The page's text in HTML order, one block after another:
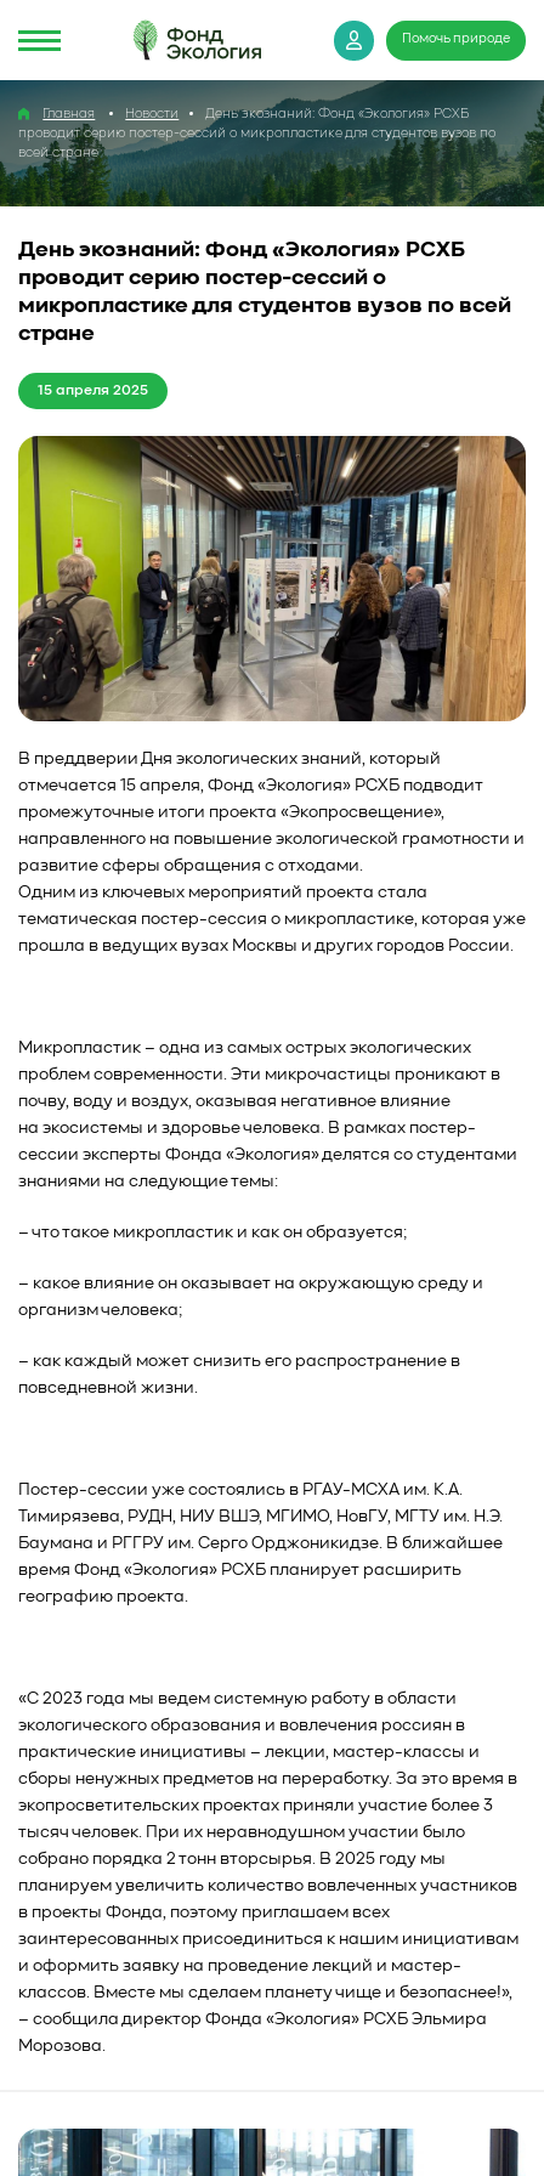
Помочь природе
Главная Новости
День экознаний: Фонд «Экология» РСХБ
проводит серию постер-сессий о микропластике для студентов вузов по
всей стране
День экознаний: Фонд «Экология» РСХБ
проводит серию постер-сессий о
микропластике для студентов вузов по всей
стране
15 апреля 2025
В преддверии Дня экологических знаний, который
отмечается 15 апреля, Фонд «Экология» РСХБ подводит
промежуточные итоги проекта «Экопросвещение»,
направленного на повышение экологической грамотности и
развитие сферы обращения с отходами.
Одним из ключевых мероприятий проекта стала
тематическая постер-сессия о микропластике, которая уже
прошла в ведущих вузах Москвы и других городов России.
Микропластик – одна из самых острых экологических
проблем современности. Эти микрочастицы проникают в
почву, воду и воздух, оказывая негативное влияние
на экосистемы и здоровье человека. В рамках постер-
сессии эксперты Фонда «Экология» делятся со студентами
знаниями на следующие темы:
– что такое микропластик и как он образуется;
– какое влияние он оказывает на окружающую среду и
организм человека;
– как каждый может снизить его распространение в
повседневной жизни.
Постер-сессии уже состоялись в РГАУ-МСХА им. К.А.
Тимирязева, РУДН, НИУ ВШЭ, МГИМО, НовГУ, МГТУ им. Н.Э.
Баумана и РГГРУ им. Серго Орджоникидзе. В ближайшее
время Фонд «Экология» РСХБ планирует расширить
географию проекта.
«С 2023 года мы ведем системную работу в области
экологического образования и вовлечения россиян в
практические инициативы – лекции, мастер-классы и
сборы ненужных предметов на переработку. За это время в
экопросветительских проектах приняли участие более 3
тысяч человек. При их неравнодушном участии было
собрано порядка 2 тонн вторсырья. В 2025 году мы
планируем увеличить количество вовлеченных участников
в проекты Фонда, поэтому приглашаем всех
заинтересованных присоединиться к нашим инициативам
и оформить заявку на проведение лекций и мастер-
классов. Вместе мы сделаем планету чище и безопаснее!»,
– сообщила директор Фонда «Экология» РСХБ Эльмира
Морозова.